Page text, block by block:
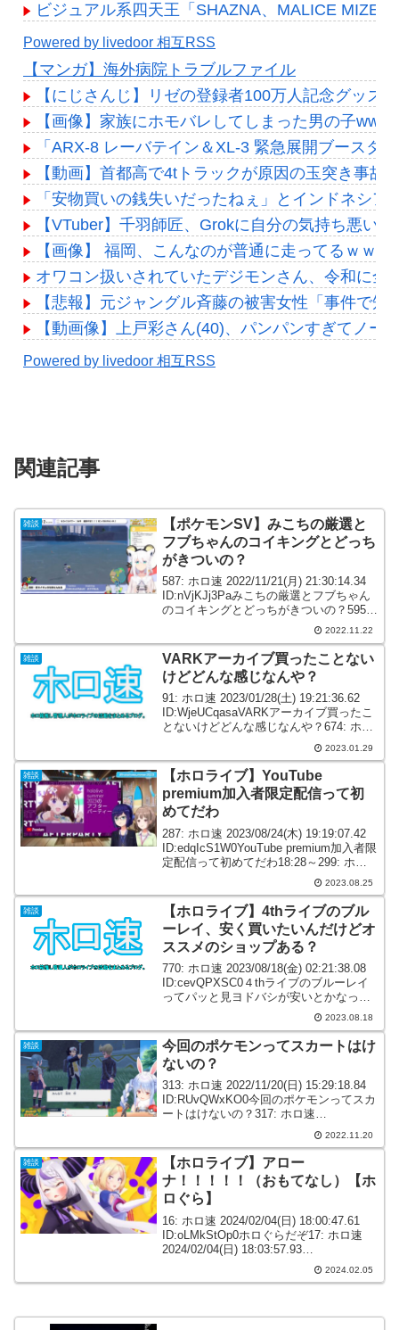
ビジュアル系四天王「SHAZNA、MALICE
Powered by livedoor 相互RSS
【マンガ】海外病院トラブルファイル
【にじさんじ】リゼの登録者100万人記念グッズ
【画像】家族にホモバレしてしまった男の子
「ARX-8 レーバテイン＆XL-3 緊急展開ブースタ
【動画】首都高で4tトラックが原因の玉突き事故
「安物買いの銭失いだったねぇ」とインドネシ
【VTuber】千羽師匠、Grokに自分の気持ち悪い
【画像】 福岡、こんなのが普通に走ってるｗｗ
オワコン扱いされていたデジモンさん、令和に全
【悲報】元ジャングル斉藤の被害女性「事件で
【動画像】上戸彩さん(40)、パンパンすぎてノー
Powered by livedoor 相互RSS
関連記事
雑談
【ポケモンSV】みこちの厳選と
フブちゃんのコイキングとどっち
がきついの？
587: ホロ速 2022/11/21(月) 21:30:14.34
ID:nVjKJj3Paみこちの厳選とフブちゃん
のコイキングとどっちがきついの？595:
ホロ速 2022/11/21(月) 21:34:01.592022.11.22
雑談
VARKアーカイブ買ったことない
けどどんな感じなんや？
91: ホロ速 2023/01/28(土) 19:21:36.62
ID:WjeUCqasaVARKアーカイブ買ったこ
とないけどどんな感じなんや？674: ホロ
速 2023/01/28(土) 20:22:26.21 2023.01.29
雑談
【ホロライブ】YouTube
premium加入者限定配信って初
めてだわ
287: ホロ速 2023/08/24(木) 19:19:07.42
ID:edqIcS1W0YouTube premium加入者限
定配信って初めてだわ18:28～299: ホロ
速 2023/08/24(木) 19:21:19.45 ID:...2023.08.25
雑談
【ホロライブ】4thライブのブル
ーレイ、安く買いたいんだけどオ
ススメのショップある？
770: ホロ速 2023/08/18(金) 02:21:38.08
ID:cevQPXSC0４thライブのブルーレイ
ってパッと見ヨドバシが安いとかなって
思ったけどなんか違うの？ こういうの買
うの初めてでよく分からなくてオススメ
のショップが...
2023.08.18
雑談
今回のポケモンってスカートはけ
ないの？
313: ホロ速 2022/11/20(日) 15:29:18.84
ID:RUvQWxKO0今回のポケモンってスカ
ートはけないの？317: ホロ速
2022.11.20
雑談
【ホロライブ】アロー
ナ！！！！！（おもてなし）【ホ
ロぐら】
16: ホロ速 2024/02/04(日) 18:00:47.61
ID:oLMkStOp0ホロぐらだぞ17: ホロ速
2024/02/04(日) 18:03:57.93
ID:oLMkStOp0アローナ！！！！！（おも
2024.02.05